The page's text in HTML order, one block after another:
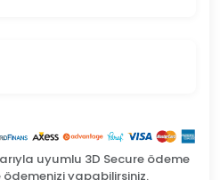
uyumlu 3D Secure ödeme
ödemenizi yapabilirsiniz.